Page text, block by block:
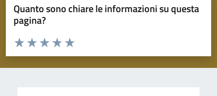
Quanto sono chiare le informazioni su questa
pagina?
Valuta da 1 a 5 stelle la pagina
Valuta 5 stelle su 5
Valuta 4 stelle su 5
Valuta 3 stelle su 5
Valuta 2 stelle su 5
Valuta 1 stelle su 5